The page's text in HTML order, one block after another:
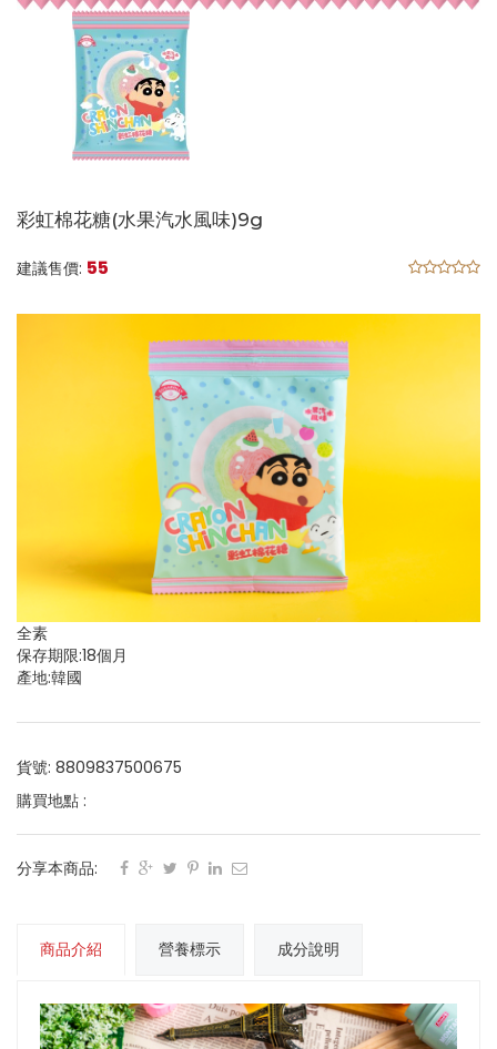
彩虹棉花糖(水果汽水風味)9g
建議售價: 55
全素
保存期限:18個月
產地:韓國
貨號: 8809837500675
購買地點 :
分享本商品:
商品介紹 營養標示 成分說明